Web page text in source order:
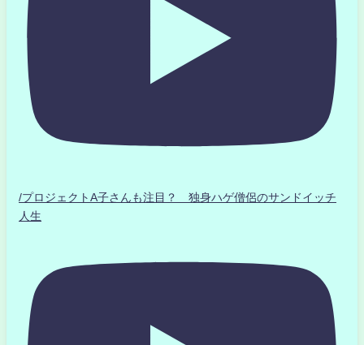
/プロジェクトA子さんも注目？ 独身ハゲ僧侶のサンドイッチ
人生